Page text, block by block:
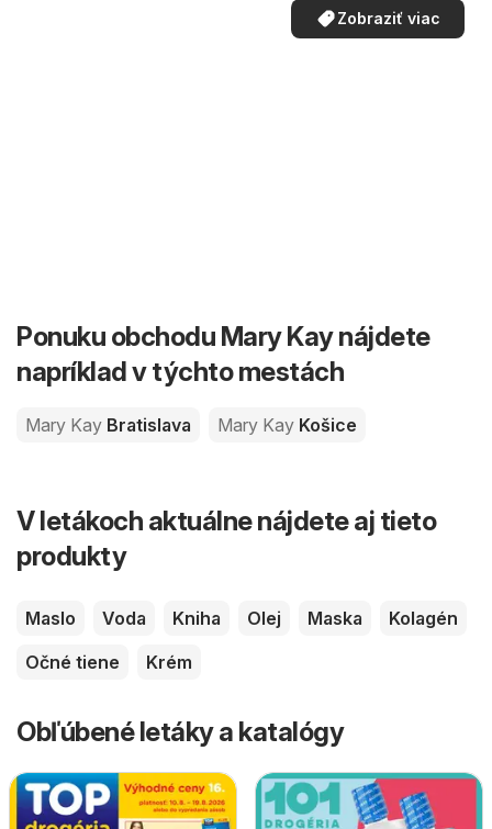
Zobraziť viac
Ponuku obchodu Mary Kay nájdete
napríklad v týchto mestách
Mary Kay Bratislava Mary Kay Košice
V letákoch aktuálne nájdete aj tieto
produkty
Maslo Voda Kniha Olej Maska
Kolagén
Očné tiene
Krém
Obľúbené letáky a katalógy